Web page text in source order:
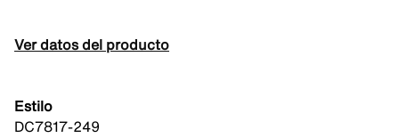
Ver datos del producto
Estilo
DC7817-249